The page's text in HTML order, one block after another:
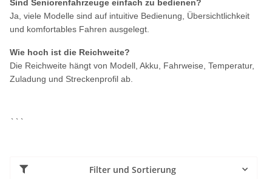
Sind Seniorenfahrzeuge einfach zu bedienen?
Ja, viele Modelle sind auf intuitive Bedienung, Übersichtlichkeit
und komfortables Fahren ausgelegt.
Wie hoch ist die Reichweite?
Die Reichweite hängt von Modell, Akku, Fahrweise, Temperatur,
Zuladung und Streckenprofil ab.
```
Filter und Sortierung